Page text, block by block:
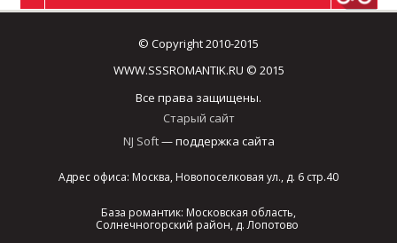
© Copyright 2010-2015
WWW.SSSROMANTIK.RU © 2015
Все права защищены.
Старый сайт
NJ Soft— поддержка сайта
Адрес офиса: Москва, Новопоселковая ул., д. 6 стр.40
База романтик: Московская область,
Солнечногорский район, д. Лопотово